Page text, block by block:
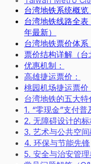
台湾地铁系统概
台湾地铁线路全
年最新）
台湾地铁票价体
票价结构详解（台
优惠机制：
高雄捷运票价：
桃园机场捷运票价
台湾地铁的五大
1. “零现金”支付
2. 无障碍设计的
3. 艺术与公共空间
4. 环保与节能先锋
5. 安全与治安管